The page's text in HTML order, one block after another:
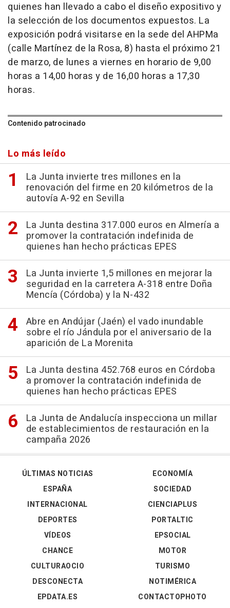
quienes han llevado a cabo el diseño expositivo y
la selección de los documentos expuestos. La
exposición podrá visitarse en la sede del AHPMa
(calle Martínez de la Rosa, 8) hasta el próximo 21
de marzo, de lunes a viernes en horario de 9,00
horas a 14,00 horas y de 16,00 horas a 17,30
horas.
Contenido patrocinado
Lo más leído
La Junta invierte tres millones en la
renovación del firme en 20 kilómetros de la
autovía A-92 en Sevilla
La Junta destina 317.000 euros en Almería a
promover la contratación indefinida de
quienes han hecho prácticas EPES
La Junta invierte 1,5 millones en mejorar la
seguridad en la carretera A-318 entre Doña
Mencía (Córdoba) y la N-432
Abre en Andújar (Jaén) el vado inundable
sobre el río Jándula por el aniversario de la
aparición de La Morenita
La Junta destina 452.768 euros en Córdoba
a promover la contratación indefinida de
quienes han hecho prácticas EPES
La Junta de Andalucía inspecciona un millar
de establecimientos de restauración en la
campaña 2026
ÚLTIMAS NOTICIAS
ESPAÑA
INTERNACIONAL
DEPORTES
VÍDEOS
ECONOMÍA
SOCIEDAD
CIENCIAPLUS
PORTALTIC
EPSOCIAL
CHANCE
CULTURAOCIO
DESCONECTA
EPDATA.ES
MOTOR
TURISMO
NOTIMÉRICA
CONTACTOPHOTO